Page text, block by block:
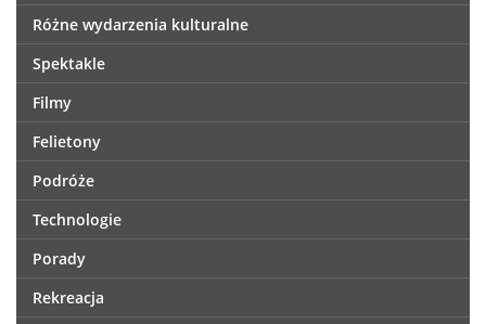
Różne wydarzenia kulturalne
Spektakle
Filmy
Felietony
Podróże
Technologie
Porady
Rekreacja